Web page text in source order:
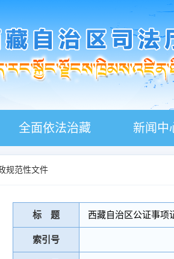
全面依法治藏 新闻中
规范性文件
标 题 西藏自治区公证事项
索引号